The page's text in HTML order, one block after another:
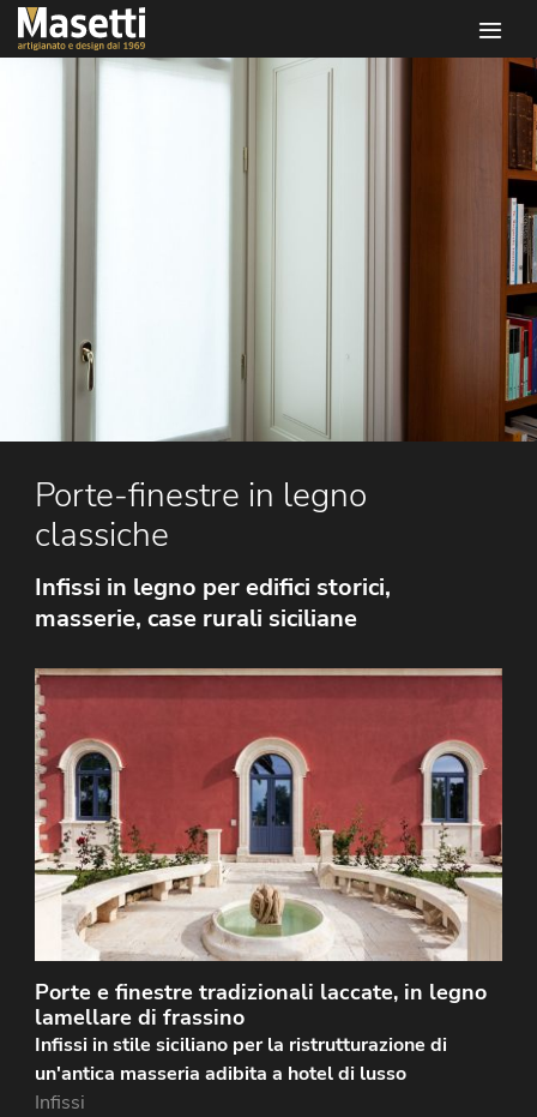
Porte-finestre in legno
classiche
Infissi in legno per edifici storici,
masserie, case rurali siciliane
Porte e finestre tradizionali laccate, in legno
lamellare di frassino
Infissi in stile siciliano per la ristrutturazione di
un'antica masseria adibita a hotel di lusso
Infissi
siciliano in legno lamellare di frassino laccati con
effetto a vena aperta. In linea con il progetto…